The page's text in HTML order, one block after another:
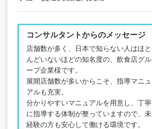
コンサルタントからのメッセージ
店舗数が多く、日本で知らない人はほと
んどいないほどの知名度の、飲食店グル
ープ企業様です。
展開店舗数が多いからこそ、指導マニュ
アルも充実。
分かりやすいマニュアルを用意し、丁寧
に指導する体制が整っていますので、未
経験の方も安心して働ける環境です。